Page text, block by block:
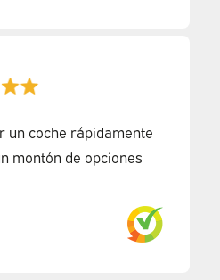
un coche rápidamente
montón de opciones